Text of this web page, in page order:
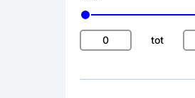
tot